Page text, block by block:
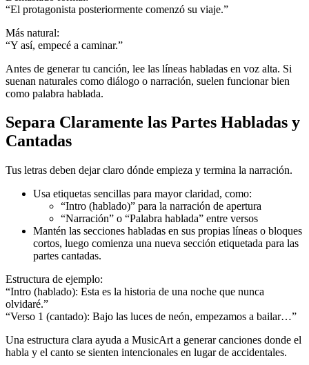
“El protagonista posteriormente comenzó su viaje.”
Más natural:
“Y así, empecé a caminar.”
Antes de generar tu canción, lee las líneas habladas en voz alta. Si
suenan naturales como diálogo o narración, suelen funcionar bien
como palabra hablada.
Separa Claramente las Partes Habladas y
Cantadas
Tus letras deben dejar claro dónde empieza y termina la narración.
Usa etiquetas sencillas para mayor claridad, como:
“Intro (hablado)” para la narración de apertura
“Narración” o “Palabra hablada” entre versos
Mantén las secciones habladas en sus propias líneas o bloques
cortos, luego comienza una nueva sección etiquetada para las
partes cantadas.
Estructura de ejemplo:
“Intro (hablado): Esta es la historia de una noche que nunca
olvidaré.”
“Verso 1 (cantado): Bajo las luces de neón, empezamos a bailar…”
Una estructura clara ayuda a MusicArt a generar canciones donde el
habla y el canto se sienten intencionales en lugar de accidentales.